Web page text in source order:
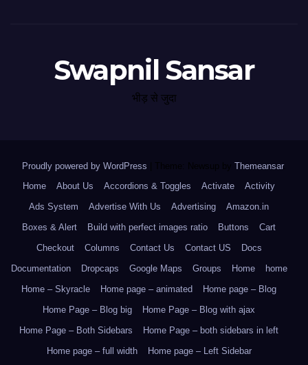
Swapnil Sansar
भीड़ से जुदा
Proudly powered by WordPress Theme: Newsup by Themeansar.
Home
About Us Accordions & Toggles Activate
Activity
Ads System
Advertise With Us Advertising
Amazon.in
Boxes & Alert
Build with perfect images ratio Buttons
Cart
Checkout
Columns Contact Us Contact US
Docs
Documentation
Dropcaps Google Maps Groups Home
home
Home – Skyracle
Home page – animated
Home page – Blog
Home Page – Blog big
Home Page – Blog with ajax
Home Page – Both Sidebars
Home Page – both sidebars in left
Home page – full width
Home page – Left Sidebar